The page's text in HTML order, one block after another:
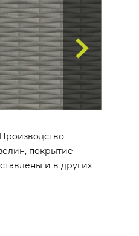
покрытие
и в других